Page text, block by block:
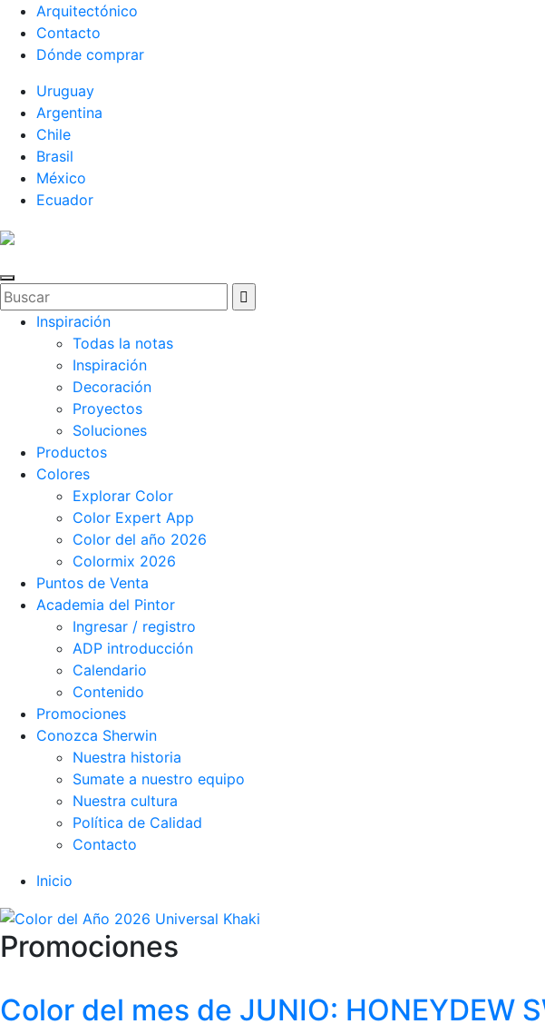
Arquitectónico
Contacto
Dónde comprar
Uruguay
Argentina
Chile
Brasil
México
Ecuador
Inspiración
Todas la notas
Inspiración
Decoración
Proyectos
Soluciones
Productos
Colores
Explorar Color
Color Expert App
Color del año 2026
Colormix 2026
Puntos de Venta
Academia del Pintor
Ingresar / registro
ADP introducción
Calendario
Contenido
Promociones
Conozca Sherwin
Nuestra historia
Sumate a nuestro equipo
Nuestra cultura
Política de Calidad
Contacto
Inicio
Promociones
Color del mes de JUNIO: HONEYDEW